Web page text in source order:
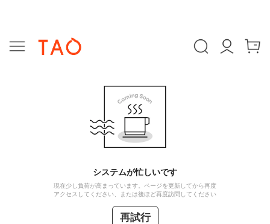
システムが忙しいです
現在少し負荷が高まっています。ページを更新してから再度
アクセスしてください、または後ほど再度訪問してください
再試行